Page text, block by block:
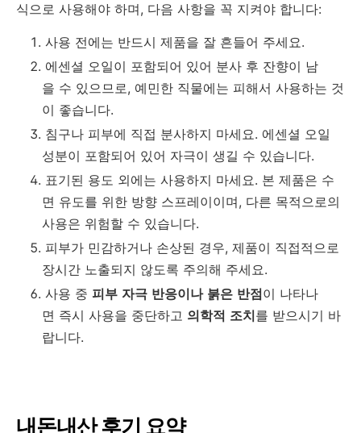
식으로 사용해야 하며, 다음 사항을 꼭 지켜야 합니다:
사용 전에는 반드시 제품을 잘 흔들어 주세요.
에센셜 오일이 포함되어 있어 분사 후 잔향이 남
을 수 있으므로, 예민한 직물에는 피해서 사용하는 것
이 좋습니다.
침구나 피부에 직접 분사하지 마세요. 에센셜 오일
성분이 포함되어 있어 자극이 생길 수 있습니다.
표기된 용도 외에는 사용하지 마세요. 본 제품은 수
면 유도를 위한 방향 스프레이이며, 다른 목적으로의
사용은 위험할 수 있습니다.
피부가 민감하거나 손상된 경우, 제품이 직접적으로
장시간 노출되지 않도록 주의해 주세요.
사용 중 피부 자극 반응이나 붉은 반점이 나타나
면 즉시 사용을 중단하고 의학적 조치를 받으시기 바
랍니다.
내돈내산 후기 요약